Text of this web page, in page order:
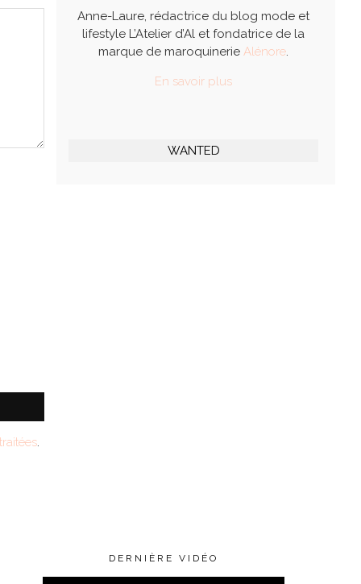
.
Anne-Laure, rédactrice du blog mode et
lifestyle L’Atelier d’Al et fondatrice de la
marque de maroquinerieAlénore.
En savoir plus
WANTED
DERNIÈRE VIDÉO